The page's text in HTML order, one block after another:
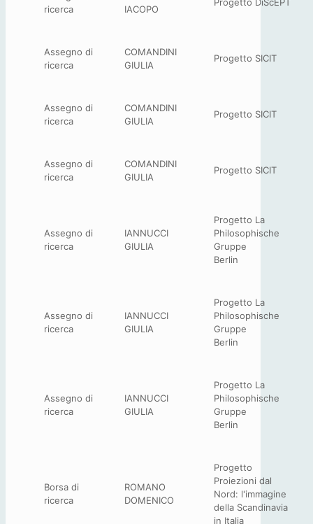
ricerca
IACOPO
Assegno di
ricerca
COMANDINI
GIULIA
Progetto SICIT
Assegno di
ricerca
COMANDINI
GIULIA
Progetto SICIT
Assegno di
ricerca
COMANDINI
GIULIA
Progetto SICIT
Assegno di
ricerca
IANNUCCI
GIULIA
Progetto La
Philosophische
Gruppe
Berlin
Assegno di
ricerca
IANNUCCI
GIULIA
Progetto La
Philosophische
Gruppe
Berlin
Assegno di
ricerca
IANNUCCI
GIULIA
Progetto La
Philosophische
Gruppe
Berlin
Borsa di
ricerca
ROMANO
DOMENICO
Progetto
Proiezioni dal
Nord: l'immagine
della Scandinavia
in Italia